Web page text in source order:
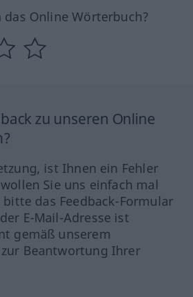
Online Wörterbuch?
zu unseren Online
ist Ihnen ein Fehler
Sie uns einfach mal
bitte das Feedback-Formular
E-Mail-Adresse ist
gemäß unserem
Beantwortung Ihrer